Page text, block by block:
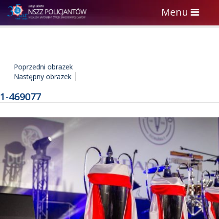
Toggle
navigation
Menu
Poprzedni obrazek
Następny obrazek
1-469077